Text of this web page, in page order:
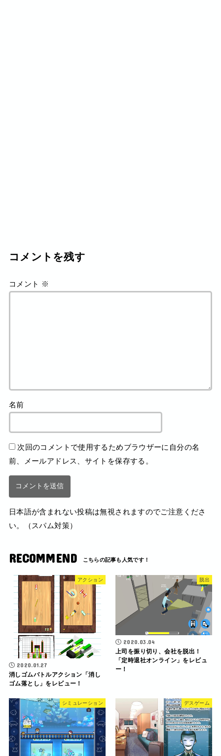
コメントを残す
コメント ※
名前
次回のコメントで使用するためブラウザーに自分の名
前、メールアドレス、サイトを保存する。
日本語が含まれない投稿は無視されますのでご注意くださ
い。（スパム対策）
RECOMMEND
アクション
2020.01.27
消しゴムバトルアクション「消し
ゴム落とし」をレビュー！
脱出
2020.03.04
上司を振り切り、会社を脱出！
「定時退社オンライン」をレビュ
ー！
シミュレーション デスゲーム